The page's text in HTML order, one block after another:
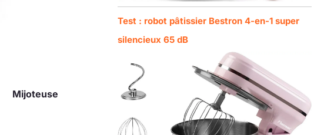
Mijoteuse
Test : robot pâtissier Bestron 4-en-1 super
silencieux 65 dB